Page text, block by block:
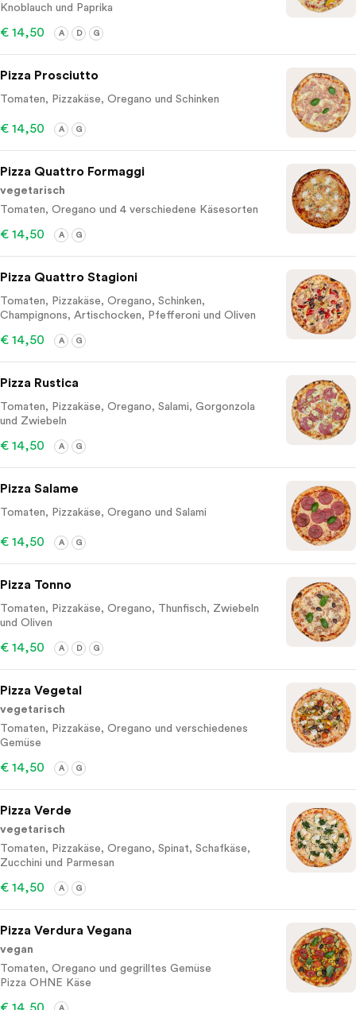
Knoblauch und Paprika
€ 14,50 A D G
Pizza Prosciutto
Tomaten, Pizzakäse, Oregano und Schinken
€ 14,50 A G
Pizza Quattro Formaggi
vegetarisch
Tomaten, Oregano und 4 verschiedene Käsesorten
€ 14,50 A G
Pizza Quattro Stagioni
Tomaten, Pizzakäse, Oregano, Schinken,
Champignons, Artischocken, Pfefferoni und Oliven
€ 14,50 A G
Pizza Rustica
Tomaten, Pizzakäse, Oregano, Salami, Gorgonzola
und Zwiebeln
€ 14,50 A G
Pizza Salame
Tomaten, Pizzakäse, Oregano und Salami
€ 14,50 A G
Pizza Tonno
Tomaten, Pizzakäse, Oregano, Thunfisch, Zwiebeln
und Oliven
€ 14,50 A D G
Pizza Vegetal
vegetarisch
Tomaten, Pizzakäse, Oregano und verschiedenes
Gemüse
€ 14,50 A G
Pizza Verde
vegetarisch
Tomaten, Pizzakäse, Oregano, Spinat, Schafkäse,
Zucchini und Parmesan
€ 14,50 A G
Pizza Verdura Vegana
vegan
Tomaten, Oregano und gegrilltes Gemüse
Pizza OHNE Käse
A